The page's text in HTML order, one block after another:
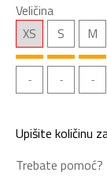
Veličina
XS S M
Upišite količinu
Trebate pomoć?